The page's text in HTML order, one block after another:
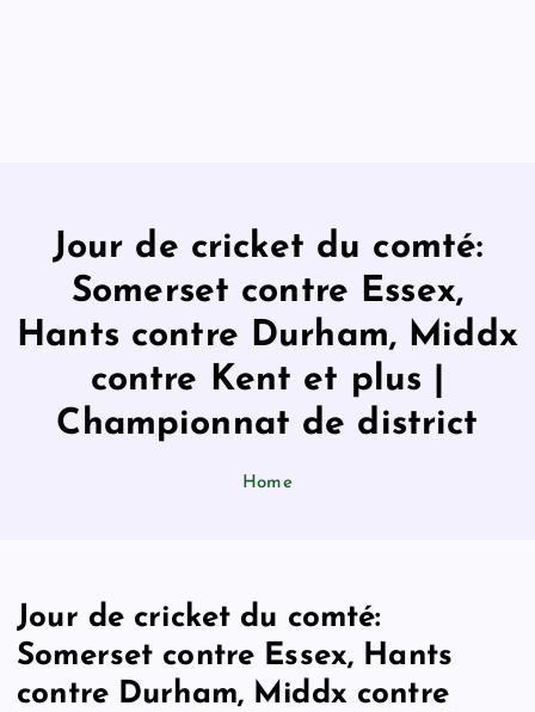
Jour de cricket du comté:
Somerset contre Essex,
Hants contre Durham, Middx
contre Kent et plus |
Championnat de district
Home
Jour de cricket du comté:
Somerset contre Essex, Hants
contre Durham, Middx contre